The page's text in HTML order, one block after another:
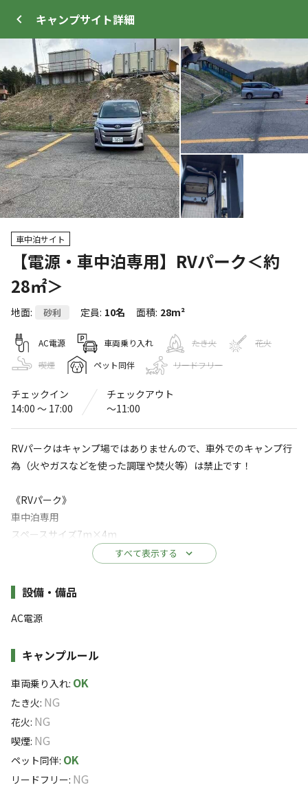
キャンプサイト詳細
車中泊サイト
【電源・車中泊専用】RVパーク＜約
28㎡＞
地面: 砂利 定員: 10名 面積: 28m²
AC電源 車両乗り入れ たき火
花火
喫煙
ペット同伴 リードフリー
チェックイン
14:00 〜 17:00
チェックアウト
〜11:00
RVパークはキャンプ場ではありませんので、車外でのキャンプ行
為（火やガスなどを使った調理や焚火等）は禁止です！
《RVパーク》
車中泊専用
スペースサイズ7m×4m
電源（15Ａ）つき。
※コンセントのみ。延長コード必要な方はご持参頂くか受付での
有料レンタルになります
TheBASEまで30~80m
※TheBASE内の水場とトイレ、ゴミステーションはご利用いただ
■サイト
2,500円～ / 1泊1区画
※宿泊日により変動
■入場料
なし
すべて表示する
施設詳細
設備・備品
AC電源
キャンプルール
車両乗り入れ: OK
たき火: NG
花火: NG
喫煙: NG
ペット同伴: OK
リードフリー: NG
トップ
WEB予約可能
AlpenOutdoorsしろとりフィールド
〒501-5231 岐阜県郡上市白鳥町石徹白１３６−１−１
Googleマップで見る
灰捨て場
ゴミ捨て場 給湯設備
自動販売機
キャンプ場情報」をご確認ください。
間を、もっと身近に。もっと手軽に。
◆忘れ物をしても安心、豊富なレンタル品をご用意してお
Alepen Outdoorsならではの様々なジャンルのギアを豊富
に取り揃えております！テントやファニチャーはもちろ
ん、「あると便利」なギアもたくさんご用意しておりま
す。
◆ペット連れキャンパーさん大歓迎！柵付きサイトはノー